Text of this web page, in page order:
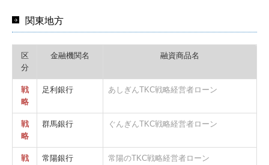
関東地方
区
分
金融機関名 融資商品名
戦
略
足利銀行 あしぎんTKC戦略経営者ローン
戦
略
群馬銀行 ぐんぎんTKC戦略経営者ローン
戦
常陽銀行 常陽のTKC戦略経営者ローン